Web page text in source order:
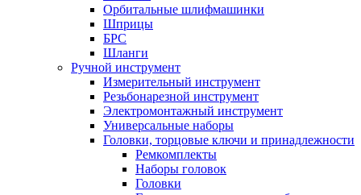
Орбитальные шлифмашинки
Шприцы
БРС
Шланги
Ручной инструмент
Измерительный инструмент
Резьбонарезной инструмент
Электромонтажный инструмент
Универсальные наборы
Головки, торцовые ключи и принадлежности
Ремкомплекты
Наборы головок
Головки